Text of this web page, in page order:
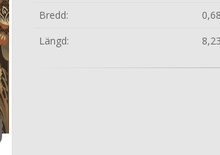
Bredd:
Längd: